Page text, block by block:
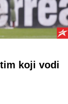
koji vodi